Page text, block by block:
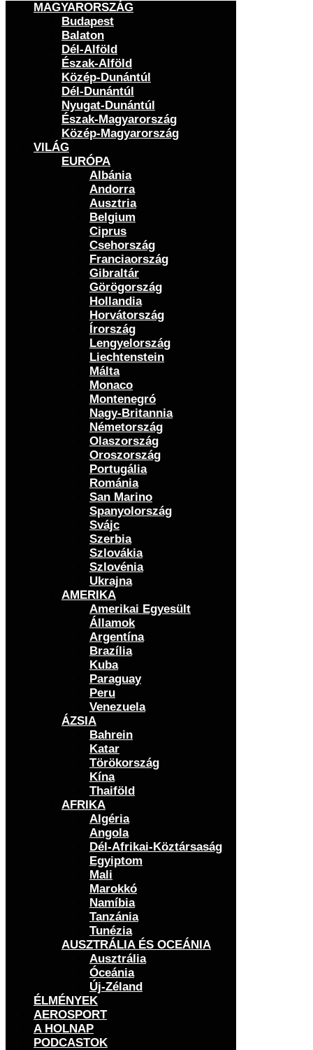
MAGYARORSZÁG
Budapest
Balaton
Dél-Alföld
Észak-Alföld
Közép-Dunántúl
Dél-Dunántúl
Nyugat-Dunántúl
Észak-Magyarország
Közép-Magyarország
VILÁG
EURÓPA
Albánia
Andorra
Ausztria
Belgium
Ciprus
Csehország
Franciaország
Gibraltár
Görögország
Hollandia
Horvátország
Írország
Lengyelország
Liechtenstein
Málta
Monaco
Montenegró
Nagy-Britannia
Németország
Olaszország
Oroszország
Portugália
Románia
San Marino
Spanyolország
Svájc
Szerbia
Szlovákia
Szlovénia
Ukrajna
AMERIKA
Amerikai Egyesült
Államok
Argentína
Brazília
Kuba
Paraguay
Peru
Venezuela
ÁZSIA
Bahrein
Katar
Törökország
Kína
Thaiföld
AFRIKA
Algéria
Angola
Dél-Afrikai-Köztársaság
Egyiptom
Mali
Marokkó
Namíbia
Tanzánia
Tunézia
AUSZTRÁLIA ÉS OCEÁNIA
Ausztrália
Óceánia
Új-Zéland
ÉLMÉNYEK
AEROSPORT
A HOLNAP
PODCASTOK